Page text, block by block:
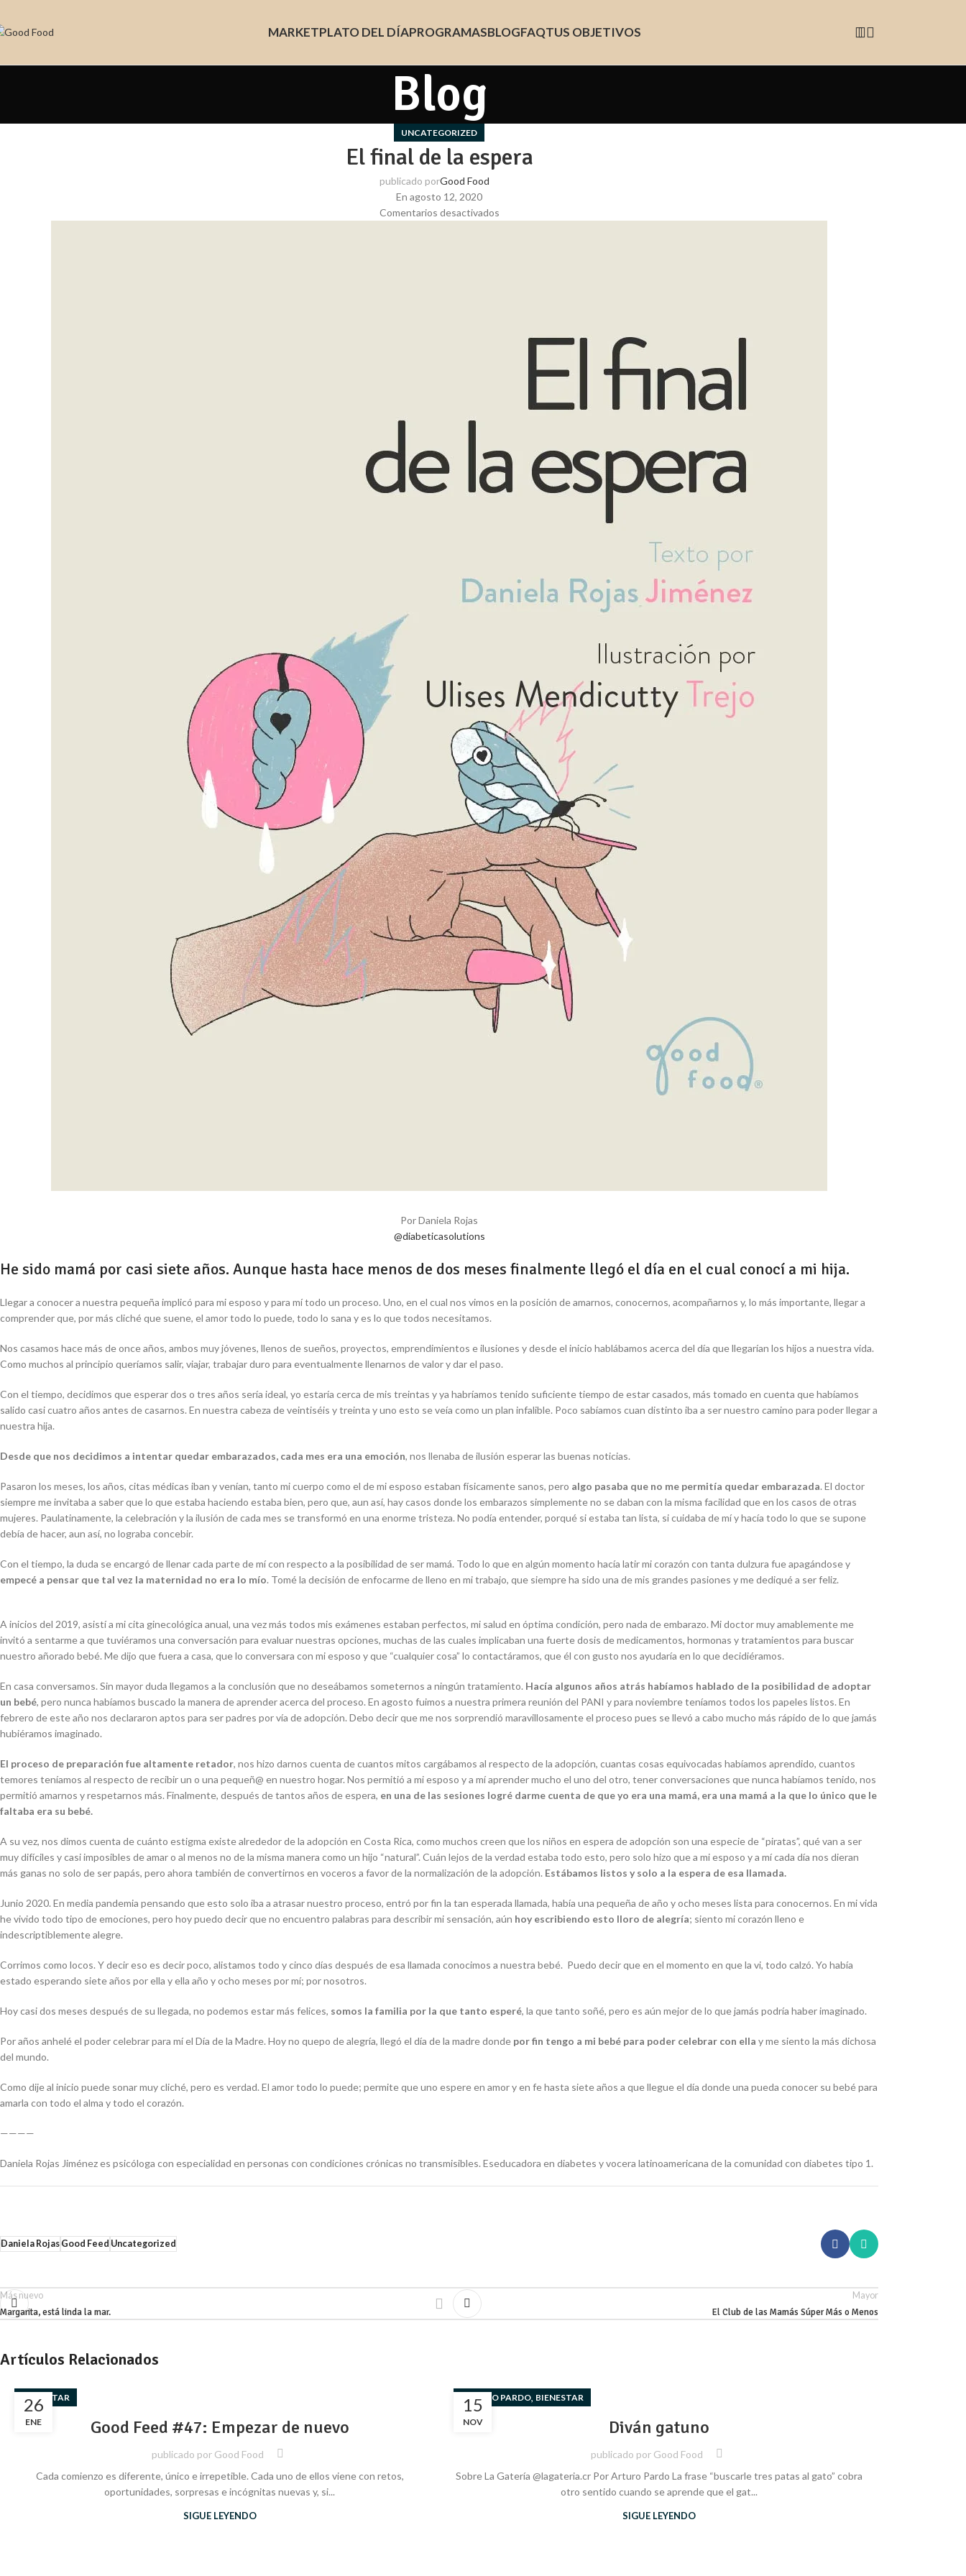
MARKETPLATO DEL DÍAPROGRAMASBLOGFAQTUS OBJETIVOS
Blog
UNCATEGORIZED
El final de la espera
publicado porGood Food
En agosto 12, 2020
Comentarios desactivados
Por Daniela Rojas
@diabeticasolutions
He sido mamá por casi siete años. Aunque hasta hace menos de dos meses finalmente llegó el día en el cual conocí a mi hija.
Llegar a conocer a nuestra pequeña implicó para mi esposo y para mí todo un proceso. Uno, en el cual nos vimos en la posición de amarnos, conocernos, acompañarnos y, lo más importante, llegar a
comprender que, por más cliché que suene, el amor todo lo puede, todo lo sana y es lo que todos necesitamos.
Nos casamos hace más de once años, ambos muy jóvenes, llenos de sueños, proyectos, emprendimientos e ilusiones y desde el inicio hablábamos acerca del día que llegarían los hijos a nuestra vida.
Como muchos al principio queríamos salir, viajar, trabajar duro para eventualmente llenarnos de valor y dar el paso.
Con el tiempo, decidimos que esperar dos o tres años sería ideal, yo estaría cerca de mis treintas y ya habríamos tenido suficiente tiempo de estar casados, más tomado en cuenta que habíamos
salido casi cuatro años antes de casarnos. En nuestra cabeza de veintiséis y treinta y uno esto se veía como un plan infalible. Poco sabíamos cuan distinto iba a ser nuestro camino para poder llegar a
nuestra hija.
Desde que nos decidimos a intentar quedar embarazados, cada mes era una emoción, nos llenaba de ilusión esperar las buenas noticias.
Pasaron los meses, los años, citas médicas iban y venían, tanto mi cuerpo como el de mi esposo estaban físicamente sanos, pero algo pasaba que no me permitía quedar embarazada. El doctor
siempre me invitaba a saber que lo que estaba haciendo estaba bien, pero que, aun así, hay casos donde los embarazos simplemente no se daban con la misma facilidad que en los casos de otras
mujeres. Paulatinamente, la celebración y la ilusión de cada mes se transformó en una enorme tristeza. No podía entender, porqué si estaba tan lista, si cuidaba de mí y hacía todo lo que se supone
debía de hacer, aun así, no lograba concebir.
Con el tiempo, la duda se encargó de llenar cada parte de mí con respecto a la posibilidad de ser mamá. Todo lo que en algún momento hacía latir mi corazón con tanta dulzura fue apagándose y
empecé a pensar que tal vez la maternidad no era lo mío. Tomé la decisión de enfocarme de lleno en mi trabajo, que siempre ha sido una de mis grandes pasiones y me dediqué a ser feliz.
A inicios del 2019, asistí a mi cita ginecológica anual, una vez más todos mis exámenes estaban perfectos, mi salud en óptima condición, pero nada de embarazo. Mi doctor muy amablemente me
invitó a sentarme a que tuviéramos una conversación para evaluar nuestras opciones, muchas de las cuales implicaban una fuerte dosis de medicamentos, hormonas y tratamientos para buscar
nuestro añorado bebé. Me dijo que fuera a casa, que lo conversara con mi esposo y que “cualquier cosa” lo contactáramos, que él con gusto nos ayudaría en lo que decidiéramos.
En casa conversamos. Sin mayor duda llegamos a la conclusión que no deseábamos someternos a ningún tratamiento. Hacía algunos años atrás habíamos hablado de la posibilidad de adoptar
un bebé, pero nunca habíamos buscado la manera de aprender acerca del proceso. En agosto fuimos a nuestra primera reunión del PANI y para noviembre teníamos todos los papeles listos. En
febrero de este año nos declararon aptos para ser padres por vía de adopción. Debo decir que me nos sorprendió maravillosamente el proceso pues se llevó a cabo mucho más rápido de lo que jamás
hubiéramos imaginado.
El proceso de preparación fue altamente retador, nos hizo darnos cuenta de cuantos mitos cargábamos al respecto de la adopción, cuantas cosas equivocadas habíamos aprendido, cuantos
temores teníamos al respecto de recibir un o una pequeñ@ en nuestro hogar. Nos permitió a mi esposo y a mí aprender mucho el uno del otro, tener conversaciones que nunca habíamos tenido, nos
permitió amarnos y respetarnos más. Finalmente, después de tantos años de espera, en una de las sesiones logré darme cuenta de que yo era una mamá, era una mamá a la que lo único que le
faltaba era su bebé.
A su vez, nos dimos cuenta de cuánto estigma existe alrededor de la adopción en Costa Rica, como muchos creen que los niños en espera de adopción son una especie de “piratas”, qué van a ser
muy difíciles y casi imposibles de amar o al menos no de la misma manera como un hijo “natural”. Cuán lejos de la verdad estaba todo esto, pero solo hizo que a mi esposo y a mí cada día nos dieran
más ganas no solo de ser papás, pero ahora también de convertirnos en voceros a favor de la normalización de la adopción. Estábamos listos y solo a la espera de esa llamada.
Junio 2020. En media pandemia pensando que esto solo iba a atrasar nuestro proceso, entró por fin la tan esperada llamada, había una pequeña de año y ocho meses lista para conocernos. En mi vida
he vivido todo tipo de emociones, pero hoy puedo decir que no encuentro palabras para describir mi sensación, aún hoy escribiendo esto lloro de alegría; siento mi corazón lleno e
indescriptiblemente alegre.
Corrimos como locos. Y decir eso es decir poco, alistamos todo y cinco días después de esa llamada conocimos a nuestra bebé. Puedo decir que en el momento en que la vi, todo calzó. Yo había
estado esperando siete años por ella y ella año y ocho meses por mí; por nosotros.
Hoy casi dos meses después de su llegada, no podemos estar más felices, somos la familia por la que tanto esperé, la que tanto soñé, pero es aún mejor de lo que jamás podría haber imaginado.
Por años anhelé el poder celebrar para mí el Día de la Madre. Hoy no quepo de alegría, llegó el día de la madre donde por fin tengo a mi bebé para poder celebrar con ella y me siento la más dichosa
del mundo.
Como dije al inicio puede sonar muy cliché, pero es verdad. El amor todo lo puede; permite que uno espere en amor y en fe hasta siete años a que llegue el día donde una pueda conocer su bebé para
amarla con todo el alma y todo el corazón.
————
Daniela Rojas Jiménez es psicóloga con especialidad en personas con condiciones crónicas no transmisibles. Eseducadora en diabetes y vocera latinoamericana de la comunidad con diabetes tipo 1.
Daniela RojasGood Feed Uncategorized
Más nuevo
Margarita, está linda la mar.
Mayor
El Club de las Mamás Súper Más o Menos
Artículos Relacionados
26
ENE
BIENESTAR
Good Feed #47: Empezar de nuevo
publicado por Good Food
Cada comienzo es diferente, único e irrepetible. Cada uno de ellos viene con retos,
oportunidades, sorpresas e incógnitas nuevas y, si...
SIGUE LEYENDO
15
NOV
ARTURO PARDO, BIENESTAR
Diván gatuno
publicado por Good Food
Sobre La Gatería @lagateria.cr Por Arturo Pardo La frase “buscarle tres patas al gato” cobra
otro sentido cuando se aprende que el gat...
SIGUE LEYENDO